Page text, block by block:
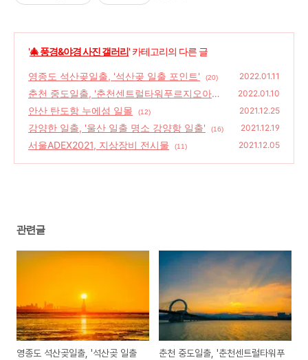
'🎄 풍경&야경 사진 갤러리' 카테고리의 다른 글
영종도 석산곶일출, '석산곶 일출 포인트' (20) 2022.01.11
춘천 중도일출, '춘천센트럴타워푸르지오아파
트, 온의롯데캐슬스카이클래스아파트'
2022.01.10
안산 탄도항 누에섬 일몰 (12) 2021.12.25
강양한 일출, '울산 일출 명소 강양항 일출' (16) 2021.12.19
서울ADEX2021, 지상장비 전시물 (11) 2021.12.05
관련글
영종도 석산곶일출, '석산곶 일출
춘천 중도일출, '춘천센트럴타워푸